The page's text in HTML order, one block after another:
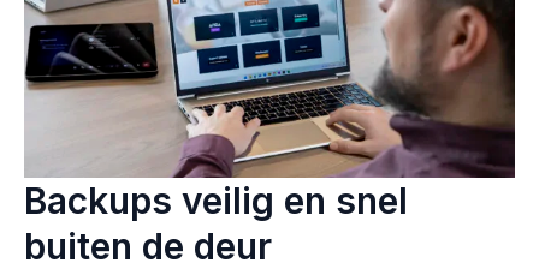
Backups veilig en snel
buiten de deur